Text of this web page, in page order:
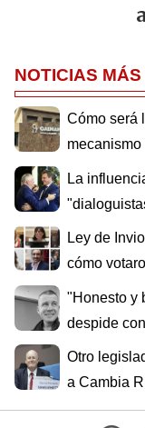
NOTICIAS
Cómo será
La
Ley de
cómo
"Honesto y
despide
Otro
a Cambia